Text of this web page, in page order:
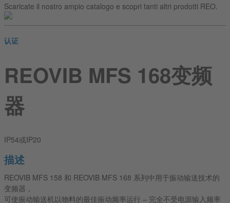
Scaricate il nostro ampio catalogo e scopri tanti altri prodotti REO.
认证
REOVIB MFS 168变频
器
IP54或IP20
描述
REOVIB MFS 158 和 REOVIB MFS 168 系列中用于振动输送技术的
变频器，
可使振动输送机以物料的最佳振动频率运行 – 完全不受电源输入频率